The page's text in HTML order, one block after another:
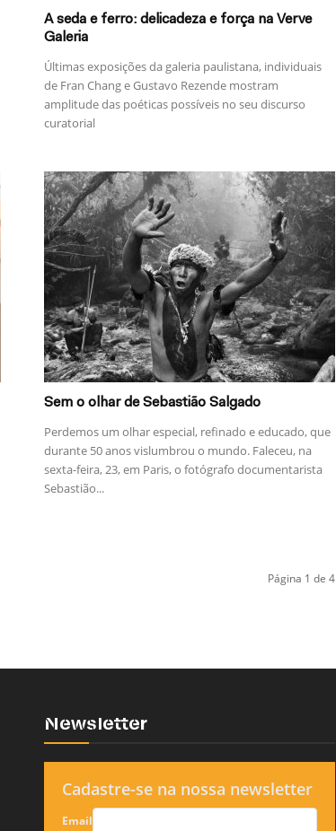
A seda e ferro: delicadeza e força na Verve
Galeria
Últimas exposições da galeria paulistana, individuais
de Fran Chang e Gustavo Rezende mostram
amplitude das poéticas possíveis no seu discurso
curatorial
Sem o olhar de Sebastião Salgado
Perdemos um olhar especial, refinado e educado, que
durante 50 anos vislumbrou o mundo. Faleceu, na
sexta-feira, 23, em Paris, o fotógrafo documentarista
Sebastião...
Página 1 de 4
Newsletter
Cadastre-se na nossa newsletter
Email